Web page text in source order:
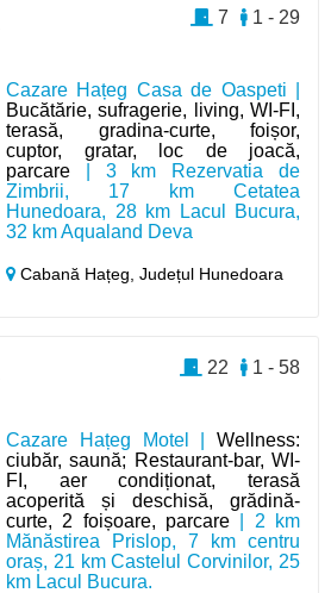
Cazare Hațeg Casa de Oaspeti |
Bucătărie, sufragerie, living, WI-FI,
terasă, gradina-curte, foișor,
cuptor, gratar, loc de joacă,
parcare | 3 km Rezervatia de
Zimbrii, 17 km Cetatea
Hunedoara, 28 km Lacul Bucura,
32 km Aqualand Deva
Cabană Hațeg,Județul Hunedoara
1 - 29
7
Cazare Hațeg Motel | Wellness:
ciubăr, saună; Restaurant-bar, WI-
FI, aer condiționat, terasă
acoperită și deschisă, grădină-
curte, 2 foișoare, parcare | 2 km
Mănăstirea Prislop, 7 km centru
oraș, 21 km Castelul Corvinilor, 25
km Lacul Bucura.
1 - 58
22